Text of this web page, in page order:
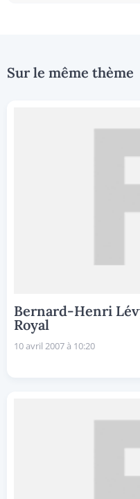
Sur le même thème
Bernard-Henri
Royal
10 avril 2007 à 10:20